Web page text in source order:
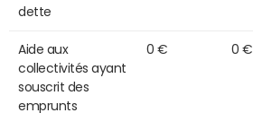
dette
Aide aux
collectivités ayant
souscrit des
emprunts
0 € 0 €